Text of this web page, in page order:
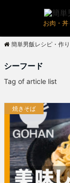
お肉・
簡単男飯レシピ・作
シーフード
Tag of article list
焼きそば